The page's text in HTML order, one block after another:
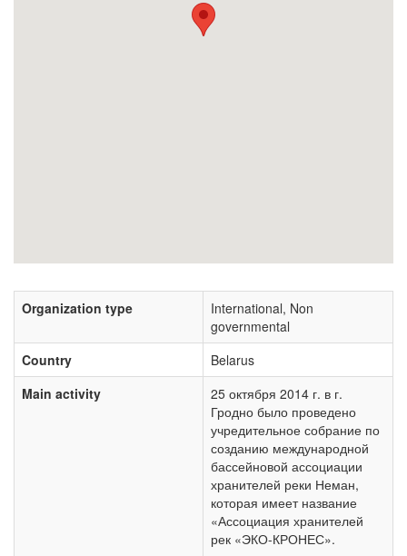
Organization type
International, Non
governmental
Country
Belarus
Main activity
25 октября 2014 г. в г.
Гродно было проведено
учредительное собрание по
созданию международной
бассейновой ассоциации
хранителей реки Неман,
которая имеет название
«Ассоциация хранителей
рек «ЭКО-КРОНЕС».